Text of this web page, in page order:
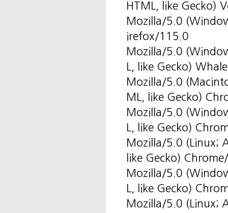
HTML, like Gecko)
Mozilla/5.0
irefox/115.0
Mozilla/5.0
L, like Gecko)
Mozilla/5.0
ML, like Gecko)
Mozilla/5.0
L, like Gecko)
Mozilla/5.0 (Linux;
like Gecko)
Mozilla/5.0
L, like Gecko)
Mozilla/5.0 (Linux;